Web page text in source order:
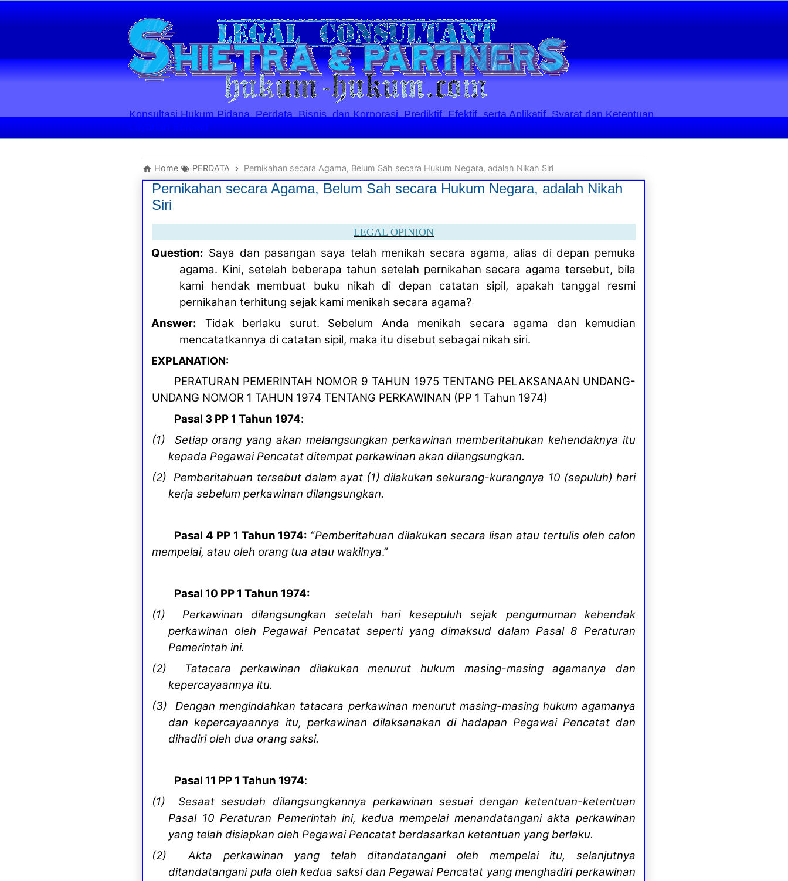
Konsultasi Hukum Pidana, Perdata, Bisnis, dan Korporasi. Prediktif, Efektif, serta Aplikatif. Syarat dan Ketentuan
Layanan Berlaku
Home PERDATA Pernikahan secara Agama, Belum Sah secara Hukum Negara, adalah Nikah Siri
Pernikahan secara Agama, Belum Sah secara Hukum Negara, adalah Nikah
Siri
LEGAL OPINION
Question: Saya dan pasangan saya telah menikah secara agama, alias di depan pemuka
agama. Kini, setelah beberapa tahun setelah pernikahan secara agama tersebut, bila
kami hendak membuat buku nikah di depan catatan sipil, apakah tanggal resmi
pernikahan terhitung sejak kami menikah secara agama?
Answer: Tidak berlaku surut. Sebelum Anda menikah secara agama dan kemudian
mencatatkannya di catatan sipil, maka itu disebut sebagai nikah siri.
EXPLANATION:
PERATURAN PEMERINTAH NOMOR 9 TAHUN 1975 TENTANG PELAKSANAAN UNDANG-
UNDANG NOMOR 1 TAHUN 1974 TENTANG PERKAWINAN (PP 1 Tahun 1974)
Pasal 3 PP 1 Tahun 1974:
(1) Setiap orang yang akan melangsungkan perkawinan memberitahukan kehendaknya itu
kepada Pegawai Pencatat ditempat perkawinan akan dilangsungkan.
(2) Pemberitahuan tersebut dalam ayat (1) dilakukan sekurang-kurangnya 10 (sepuluh) hari
kerja sebelum perkawinan dilangsungkan.
Pasal 4 PP 1 Tahun 1974: “Pemberitahuan dilakukan secara lisan atau tertulis oleh calon
mempelai, atau oleh orang tua atau wakilnya.”
Pasal 10 PP 1 Tahun 1974:
(1) Perkawinan dilangsungkan setelah hari kesepuluh sejak pengumuman kehendak
perkawinan oleh Pegawai Pencatat seperti yang dimaksud dalam Pasal 8 Peraturan
Pemerintah ini.
(2) Tatacara perkawinan dilakukan menurut hukum masing-masing agamanya dan
kepercayaannya itu.
(3) Dengan mengindahkan tatacara perkawinan menurut masing-masing hukum agamanya
dan kepercayaannya itu, perkawinan dilaksanakan di hadapan Pegawai Pencatat dan
dihadiri oleh dua orang saksi.
Pasal 11 PP 1 Tahun 1974:
(1) Sesaat sesudah dilangsungkannya perkawinan sesuai dengan ketentuan-ketentuan
Pasal 10 Peraturan Pemerintah ini, kedua mempelai menandatangani akta perkawinan
yang telah disiapkan oleh Pegawai Pencatat berdasarkan ketentuan yang berlaku.
(2) Akta perkawinan yang telah ditandatangani oleh mempelai itu, selanjutnya
ditandatangani pula oleh kedua saksi dan Pegawai Pencatat yang menghadiri perkawinan